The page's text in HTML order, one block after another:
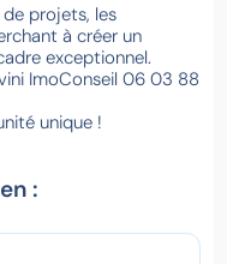
projets, les
à créer un
exceptionnel.
ImoConseil 06 03 88
unique !
: